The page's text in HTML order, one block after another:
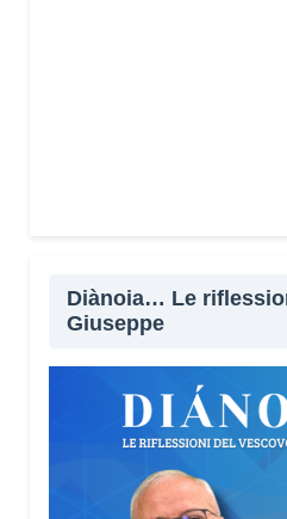
Diànoia… Le
Giuseppe